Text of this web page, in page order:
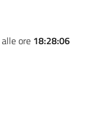
alle ore 18:28:06